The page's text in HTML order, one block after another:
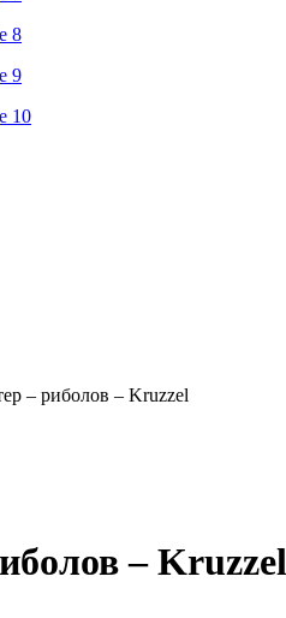
– риболов – Kruzzel
– Kruzzel